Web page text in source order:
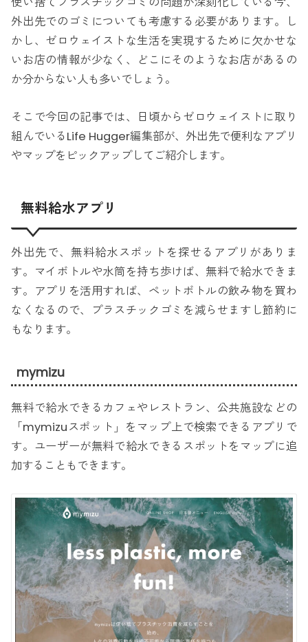
外出先でのゴミについても考慮する必要があります。し
かし、ゼロウェイストな生活を実現するために欠かせな
いお店の情報が少なく、どこにそのようなお店があるの
か分からない人も多いでしょう。
そこで今回の記事では、日頃からゼロウェイストに取り
組んでいるLife Hugger編集部が、外出先で便利なアプリ
やマップをピックアップしてご紹介します。
無料給水アプリ
外出先で、無料給水スポットを探せるアプリがありま
す。マイボトルや水筒を持ち歩けば、無料で給水できま
す。アプリを活用すれば、ペットボトルの飲み物を買わ
なくなるので、プラスチックゴミを減らせますし節約に
もなります。
mymizu
無料で給水できるカフェやレストラン、公共施設などの
「mymizuスポット」をマップ上で検索できるアプリで
す。ユーザーが無料で給水できるスポットをマップに追
加することもできます。